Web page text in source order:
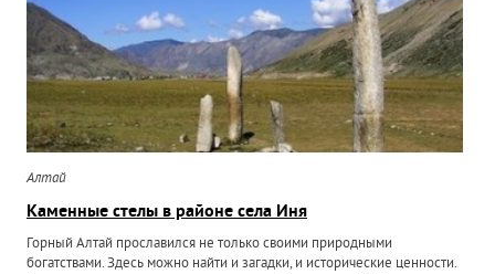
Алтай
Каменные стелы в районе села Иня
Горный Алтай прославился не только своими природными
богатствами. Здесь можно найти и загадки, и исторические ценности.